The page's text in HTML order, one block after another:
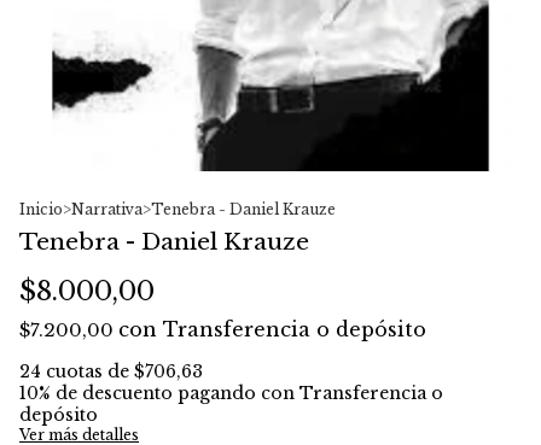
Inicio>Narrativa>Tenebra - Daniel Krauze
Tenebra - Daniel Krauze
$8.000,00
$7.200,00 con Transferencia o depósito
24 cuotas de $706,63
10% de descuento pagando con Transferencia o
depósito
Ver más detalles